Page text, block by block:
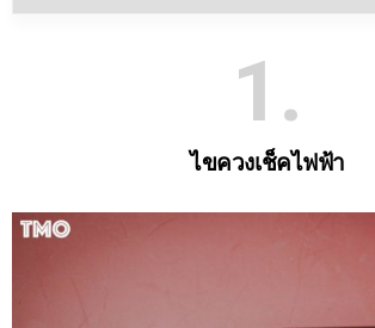
1
ไขควงเช็คไฟฟ้า